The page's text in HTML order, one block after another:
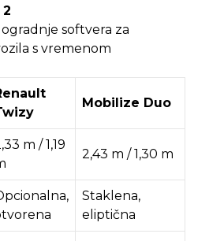
softvera za
s vremenom
Mobilize Duo
m / 1,19
2,43 m / 1,30 m
Staklena,
eliptična